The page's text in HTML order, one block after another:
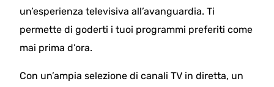
un’esperienza televisiva all’avanguardia. Ti
permette di goderti i tuoi programmi preferiti come
mai prima d’ora.
Con un’ampia selezione di canali TV in diretta, un